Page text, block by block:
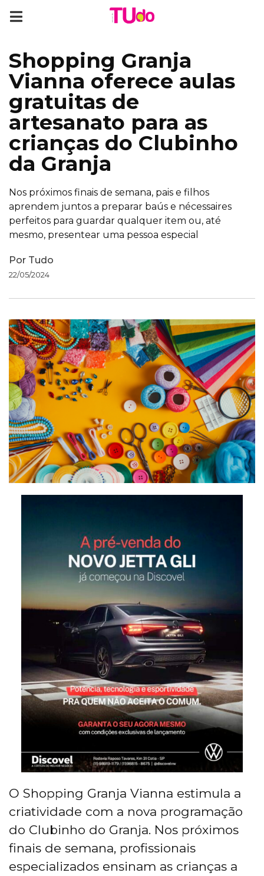
Shopping Granja
Vianna oferece aulas
gratuitas de
artesanato para as
crianças do Clubinho
da Granja
Nos próximos finais de semana, pais e filhos
aprendem juntos a preparar baús e nécessaires
perfeitos para guardar qualquer item ou, até
mesmo, presentear uma pessoa especial
Por Tudo
22/05/2024
O Shopping Granja Vianna estimula a
criatividade com a nova programação
do Clubinho do Granja. Nos próximos
finais de semana, profissionais
especializados ensinam as crianças a